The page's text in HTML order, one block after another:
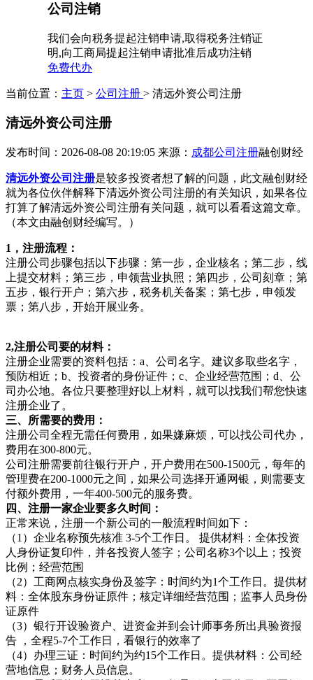
公司注销
我们会向税务提起注销申请,取得税务注销证
明,向工商局提起注销申请批准后成功注销
免费代办
当前位置： 主页 > 公司注册 > 清远外资公司注册
清远外资公司注册
发布时间：2026-08-08 20:19:05 来源： 成都公司注册融创财经
清远外资公司注册是较多投资者想了解的问题，此文融创财经
就为各位伙伴解释下清远外资公司注册的有关知识，如果各位
打算了解清远外资公司注册有关问题，就可以看看这篇文章。
（本文由融创财经编写。）
1，注册流程：
注册公司步骤包括以下步骤：第一步，企业核名；第二步，线
上提交材料；第三步，申领营业执照；第四步，公司刻章；第
五步，银行开户；第六步，税务机关备案；第七步，申领发
票；第八步，开始开展业务。
2,注册公司要的材料：
注册企业需要的资料包括：a、公司名字。建议多取些名字，
预防相近；b、投资者的身份证件；c、企业经营范围；d、公
司办公地。各位只要整理好以上材料，就可以找我们帮您快速
注册企业了。
三、所需要的费用：
注册公司全程无需任何费用，如果嫌麻烦，可以找公司代办，
费用在300-800元。
公司注册需要前往银行开户，开户费用在500-1500元，每年的
管理费在200-1000元之间，如果公司选择开通网银，则需要支
付额外费用，一年400-500元的服务费。
四、注册一家企业要多久时间：
正常来说，注册一个新公司的一般流程时间如下：
（1）企业名称预先核准 3-5个工作日。 提供材料：全体投资
人身份证复印件，并各投资人签字；公司名称3个以上；投资
比例；经营范围
（2）工商网点核实身份及签字：时间约为1个工作日。提供材
料：全体股东身份证原件；核定详细经营范围；监事人员身份
证原件
（3）银行开设验资户、进资金并到会计师事务所出具验资报
告 ，全程5-7个工作日，看银行的效率了
（4）办理三证：时间约为约15个工作日。提供材料：公司经
营地信息；财务人员信息。